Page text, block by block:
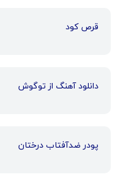
قرص کود
دانلود آهنگ از توگوش
پودر ضدآفتاب درختان